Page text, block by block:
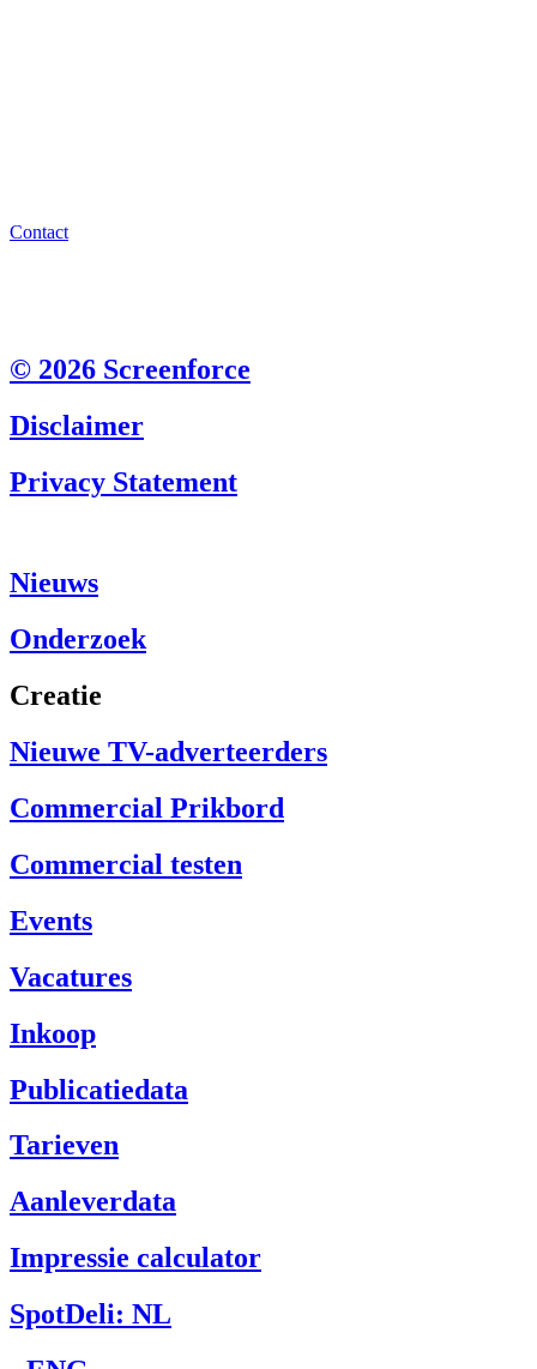
Contact
© 2026 Screenforce
Disclaimer
Privacy Statement
Nieuws
Onderzoek
Creatie
Nieuwe TV-adverteerders
Commercial Prikbord
Commercial testen
Events
Vacatures
Inkoop
Publicatiedata
Tarieven
Aanleverdata
Impressie calculator
SpotDeli: NL